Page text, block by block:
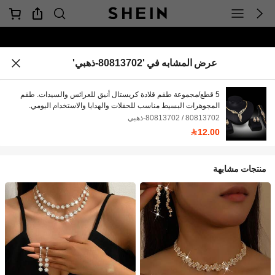
عرض المشابه في '80813702-ذهبي'
5 قطع/مجموعة طقم قلادة كريستال أنيق للعرائس والسيدات. طقم
المجوهرات البسيط مناسب للحفلات والهدايا والاستخدام اليومي.
80813702 / 80813702-ذهبي
12.00
منتجات مشابهة